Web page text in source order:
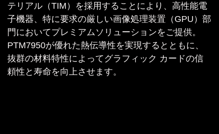
テリアル（TIM）を採用することにより、高性能電
子機器、特に要求の厳しい画像処理装置（GPU）部
門においてプレミアムソリューションをご提供。
PTM7950が優れた熱伝導性を実現するとともに、
抜群の材料特性によってグラフィック カードの信
頼性と寿命を向上させます。